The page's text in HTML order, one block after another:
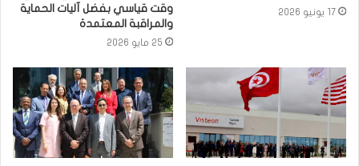
17 يونيو 2026
وقت قياسي بفضل آليات الحماية
والمراقبة المعتمدة
25 مايو 2026